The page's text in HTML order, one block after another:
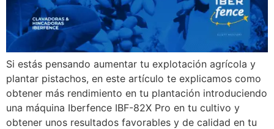
Si estás pensando aumentar tu explotación agrícola y
plantar pistachos, en este artículo te explicamos como
obtener más rendimiento en tu plantación introduciendo
una máquina Iberfence IBF-82X Pro en tu cultivo y
obtener unos resultados favorables y de calidad en tu